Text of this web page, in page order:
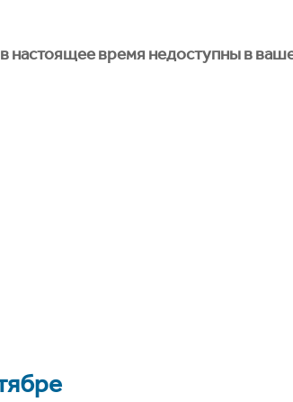
настоящее время недоступны в